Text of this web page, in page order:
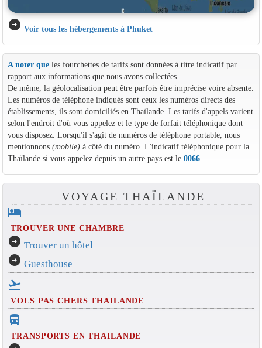
arrow_circle_right Voir tous les hébergements à Phuket
A noter queles fourchettes de tarifs sont données à titre indicatif par
rapport aux informations que nous avons collectées.
De même, la géolocalisation peut être parfois être imprécise voire absente.
Les numéros de téléphone indiqués sont ceux les numéros directs des
établissements, ils sont domiciliés en Thaïlande. Les tarifs d'appels varient
selon l'endroit d'où vous appelez et le type de forfait téléphonique dont
vous disposez. Lorsqu'il s'agit de numéros de téléphone portable, nous
mentionnons (mobile)à côté du numéro. L'indicatif téléphonique pour la
Thaïlande si vous appelez depuis un autre pays est le 0066.
VOYAGE THAÏLANDE
hotel
TROUVER UNE CHAMBRE
arrow_circle_right Trouver un hôtel
arrow_circle_right Guesthouse
flight_takeoff
VOLS PAS CHERS THAILANDE
directions_bus_filled
TRANSPORTS EN THAILANDE